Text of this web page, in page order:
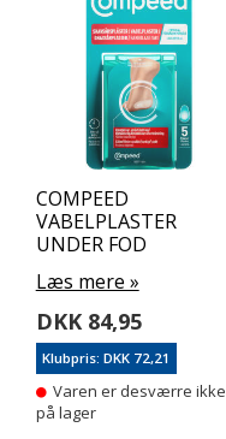
COMPEED
VABELPLASTER
UNDER FOD
Læs mere »
DKK 84,95
Klubpris: DKK 72,21
Varen er desværre ikke
på lager